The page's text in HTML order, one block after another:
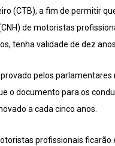
(CTB), a fim de permitir
de motoristas
tenha validade de dez
pelos
o documento para os
a cada cinco anos.
profissionais ficarão